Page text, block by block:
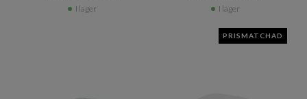
I lager I lager
PRISMATCHAD